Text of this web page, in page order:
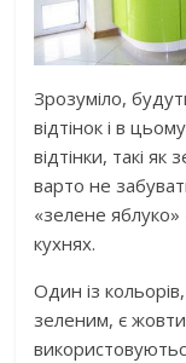
Зрозуміло,
відтінок і в
відтінки, такі
варто не
«зелене
кухнях.
Один із
зеленим, є